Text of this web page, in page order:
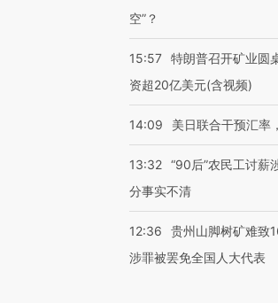
空”？
15:57 特朗普召开矿业圆
资超20亿美元(含视频)
14:09 美日联合干预汇率
13:32 “90后”农民工讨薪
分事实不清
12:36
贵州山脚树矿难致
涉罪被罢免全国人大代表